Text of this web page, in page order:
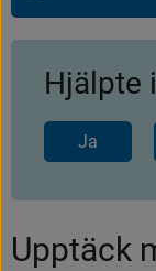
Hjälpte
Ja
Upptäck